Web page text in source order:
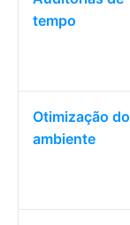
tempo
Otimização do
ambiente